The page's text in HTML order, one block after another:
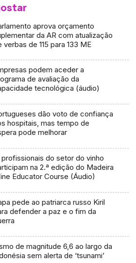
aprova orçamento
da AR com atualização
verbas de 115 para 133 ME
podem aceder a
de avaliação da
tecnológica (áudio)
dão voto de confiança
hospitais, mas tempo de
pode melhorar
profissionais do setor do vinho
na 2.ª edição do Madeira
Educator Course (Áudio)
pede ao patriarca russo Kiril
defender a paz e o fim da
de magnitude 6,6 ao largo da
sem alerta de ‘tsunami’